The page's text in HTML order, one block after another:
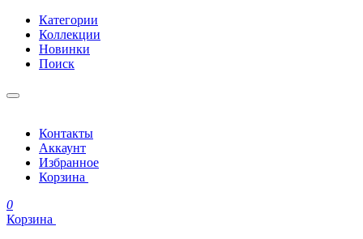
Категории
Коллекции
Новинки
Поиск
Контакты
Аккаунт
Избранное
Корзина
0
Корзина